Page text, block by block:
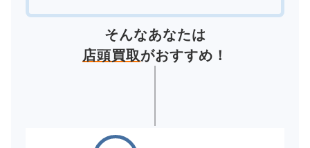
そんなあなたは
店頭買取がおすすめ！